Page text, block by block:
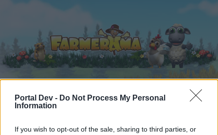
Portal Dev - Do Not Process My Personal
Information
If you wish to opt-out of the sale, sharing to third parties, or
Startseite Foren Kalender